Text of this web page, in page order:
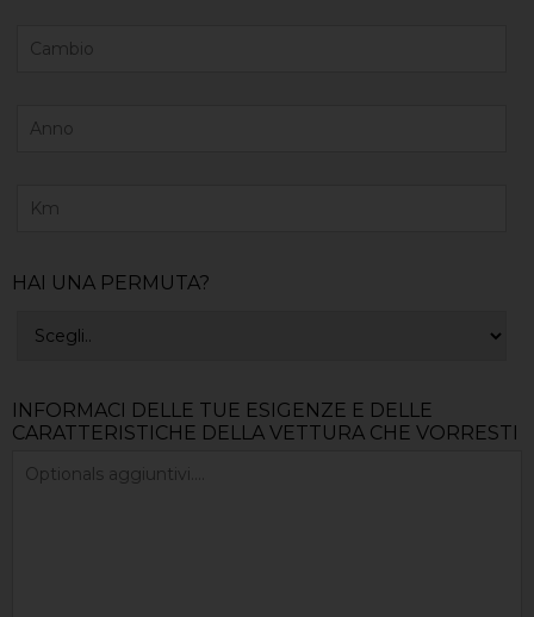
HAI UNA PERMUTA?
INFORMACI DELLE TUE ESIGENZE E DELLE
CARATTERISTICHE DELLA VETTURA CHE VORRESTI